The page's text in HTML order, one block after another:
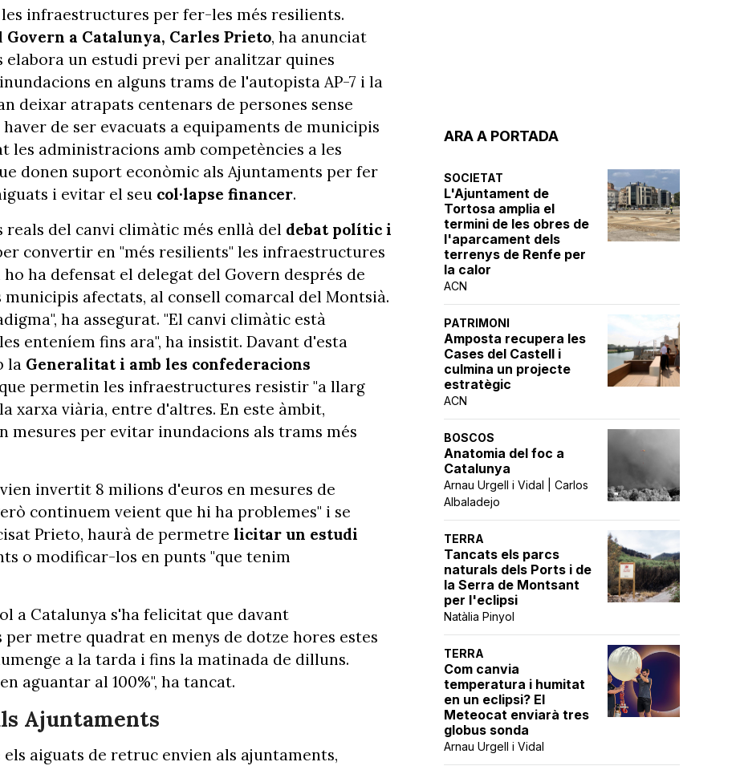
ARA A PORTADA
SOCIETAT
L'Ajuntament de
Tortosa amplia el
termini de les obres de
l'aparcament dels
terrenys de Renfe per
la calor
ACN
PATRIMONI
Amposta recupera les
Cases del Castell i
culmina un projecte
estratègic
ACN
BOSCOS
Anatomia del foc a
Catalunya
Arnau Urgell i Vidal | Carlos
Albaladejo
TERRA
Tancats els parcs
naturals dels Ports i de
la Serra de Montsant
per l'eclipsi
Natàlia Pinyol
TERRA
Com canvia
temperatura i humitat
en un eclipsi? El
Meteocat enviarà tres
globus sonda
Arnau Urgell i Vidal
infraestructures per fer-les més resilients.
Govern a Catalunya, Carles Prieto, ha anunciat
un estudi previ per analitzar quines
en alguns trams de l'autopista AP-7 i la
deixar atrapats centenars de persones sense
de ser evacuats a equipaments de municipis
les administracions amb competències a les
donen suport econòmic als Ajuntaments per fer
i evitar el seu col·lapse financer.
del canvi climàtic més enllà del debat polític i
convertir en "més resilients" les infraestructures
ha defensat el delegat del Govern després de
afectats, al consell comarcal del Montsià.
ha assegurat. "El canvi climàtic està
enteníem fins ara", ha insistit. Davant d'esta
la Generalitat i amb les confederacions
permetin les infraestructures resistir "a llarg
xarxa viària, entre d'altres. En este àmbit,
mesures per evitar inundacions als trams més
invertit 8 milions d'euros en mesures de
continuem veient que hi ha problemes" i se
Prieto, haurà de permetre licitar un estudi
o modificar-los en punts "que tenim
a Catalunya s'ha felicitat que davant
metre quadrat en menys de dotze hores estes
a la tarda i fins la matinada de dilluns.
aguantar al 100%", ha tancat.
Ajuntaments
aiguats de retruc envien als ajuntaments,